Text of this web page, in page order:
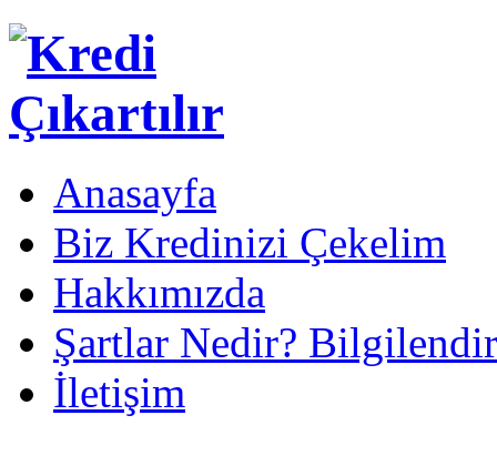
Anasayfa
Biz Kredinizi Çekelim
Hakkımızda
Şartlar Nedir?
İletişim